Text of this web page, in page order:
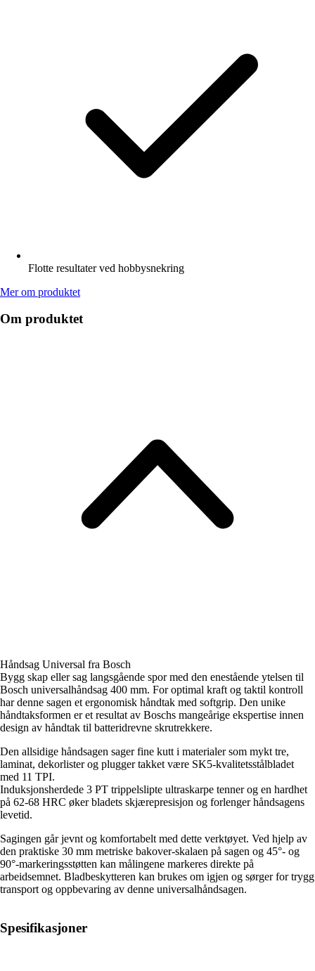
Flotte resultater ved hobbysnekring
Mer om produktet
Om produktet
Håndsag Universal fra Bosch
Bygg skap eller sag langsgående spor med den enestående ytelsen til
Bosch universalhåndsag 400 mm. For optimal kraft og taktil kontroll
har denne sagen et ergonomisk håndtak med softgrip. Den unike
håndtaksformen er et resultat av Boschs mangeårige ekspertise innen
design av håndtak til batteridrevne skrutrekkere.
Den allsidige håndsagen sager fine kutt i materialer som mykt tre,
laminat, dekorlister og plugger takket være SK5-kvalitetsstålbladet
med 11 TPI.
Induksjonsherdede 3 PT trippelslipte ultraskarpe tenner og en hardhet
på 62-68 HRC øker bladets skjærepresisjon og forlenger håndsagens
levetid.
Sagingen går jevnt og komfortabelt med dette verktøyet. Ved hjelp av
den praktiske 30 mm metriske bakover-skalaen på sagen og 45°- og
90°-markeringsstøtten kan målingene markeres direkte på
arbeidsemnet. Bladbeskytteren kan brukes om igjen og sørger for trygg
transport og oppbevaring av denne universalhåndsagen.
Spesifikasjoner